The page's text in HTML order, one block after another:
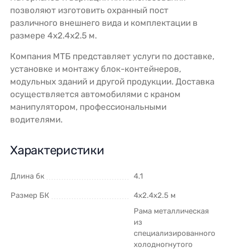
позволяют изготовить охранный пост
различного внешнего вида и комплектации в
размере 4х2.4х2.5 м.
Компания МТБ представляет услуги по доставке,
установке и монтажу блок-контейнеров,
модульных зданий и другой продукции. Доставка
осуществляется автомобилями с краном
манипулятором, профессиональными
водителями.
Характеристики
Длина бк 4.1
Размер БК 4х2.4х2.5 м
Рама металлическая
из
специализированного
холодногнутого